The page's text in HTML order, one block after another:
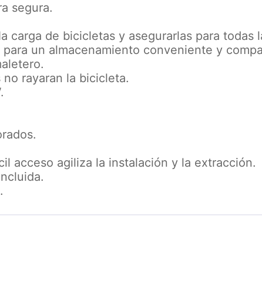
segura.
carga de bicicletas y asegurarlas para todas
un almacenamiento conveniente y
rayaran la bicicleta.
acceso agiliza la instalación y la extracción.